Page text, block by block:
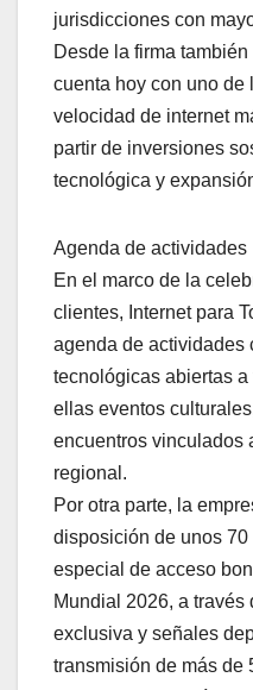
jurisdicciones con
Desde la firma
cuenta hoy con uno de
velocidad de internet
partir de inversiones
tecnológica y
Agenda de actividades
En el marco de la
clientes, Internet para
agenda de actividades
tecnológicas abiertas
ellas eventos
encuentros vinculados
regional.
Por otra parte, la
disposición de unos
especial de acceso
Mundial 2026, a través
exclusiva y señales
transmisión de más de